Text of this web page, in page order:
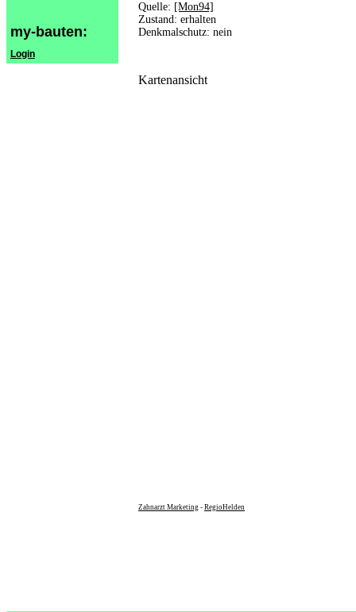
my-bauten:
Login
Quelle: [Mon94]
Zustand: erhalten
Denkmalschutz: nein
Kartenansicht
Zahnarzt Marketing - RegioHelden